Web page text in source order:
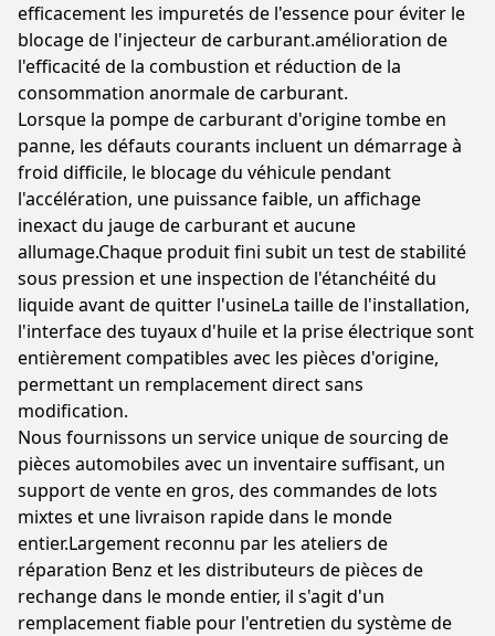
efficacement les impuretés de l'essence pour éviter le
blocage de l'injecteur de carburant.amélioration de
l'efficacité de la combustion et réduction de la
consommation anormale de carburant.
Lorsque la pompe de carburant d'origine tombe en
panne, les défauts courants incluent un démarrage à
froid difficile, le blocage du véhicule pendant
l'accélération, une puissance faible, un affichage
inexact du jauge de carburant et aucune
allumage.Chaque produit fini subit un test de stabilité
sous pression et une inspection de l'étanchéité du
liquide avant de quitter l'usineLa taille de l'installation,
l'interface des tuyaux d'huile et la prise électrique sont
entièrement compatibles avec les pièces d'origine,
permettant un remplacement direct sans
modification.
Nous fournissons un service unique de sourcing de
pièces automobiles avec un inventaire suffisant, un
support de vente en gros, des commandes de lots
mixtes et une livraison rapide dans le monde
entier.Largement reconnu par les ateliers de
réparation Benz et les distributeurs de pièces de
rechange dans le monde entier, il s'agit d'un
remplacement fiable pour l'entretien du système de